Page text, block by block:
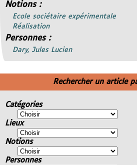
Notions :
Ecole sociétaire expérimentale
Réalisation
Personnes :
Dary, Jules Lucien
Rechercher un article
Catégories
Lieux
Notions
Personnes